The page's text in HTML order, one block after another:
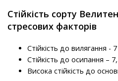
Стійкість сорту
стресових факторів
Стійкість до вилягання - 7
Стійкість до осипання –
Висока стійкість до